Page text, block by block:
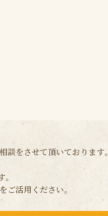
談をさせて頂いております。
ご活用ください。